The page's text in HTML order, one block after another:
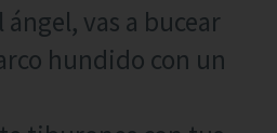
vas a bucear
hundido con un